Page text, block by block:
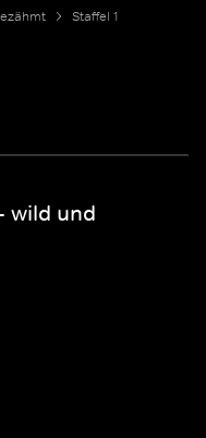
Staffel 1
wild und